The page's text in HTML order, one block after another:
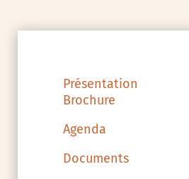
Présentation
Brochure
Agenda
Documents